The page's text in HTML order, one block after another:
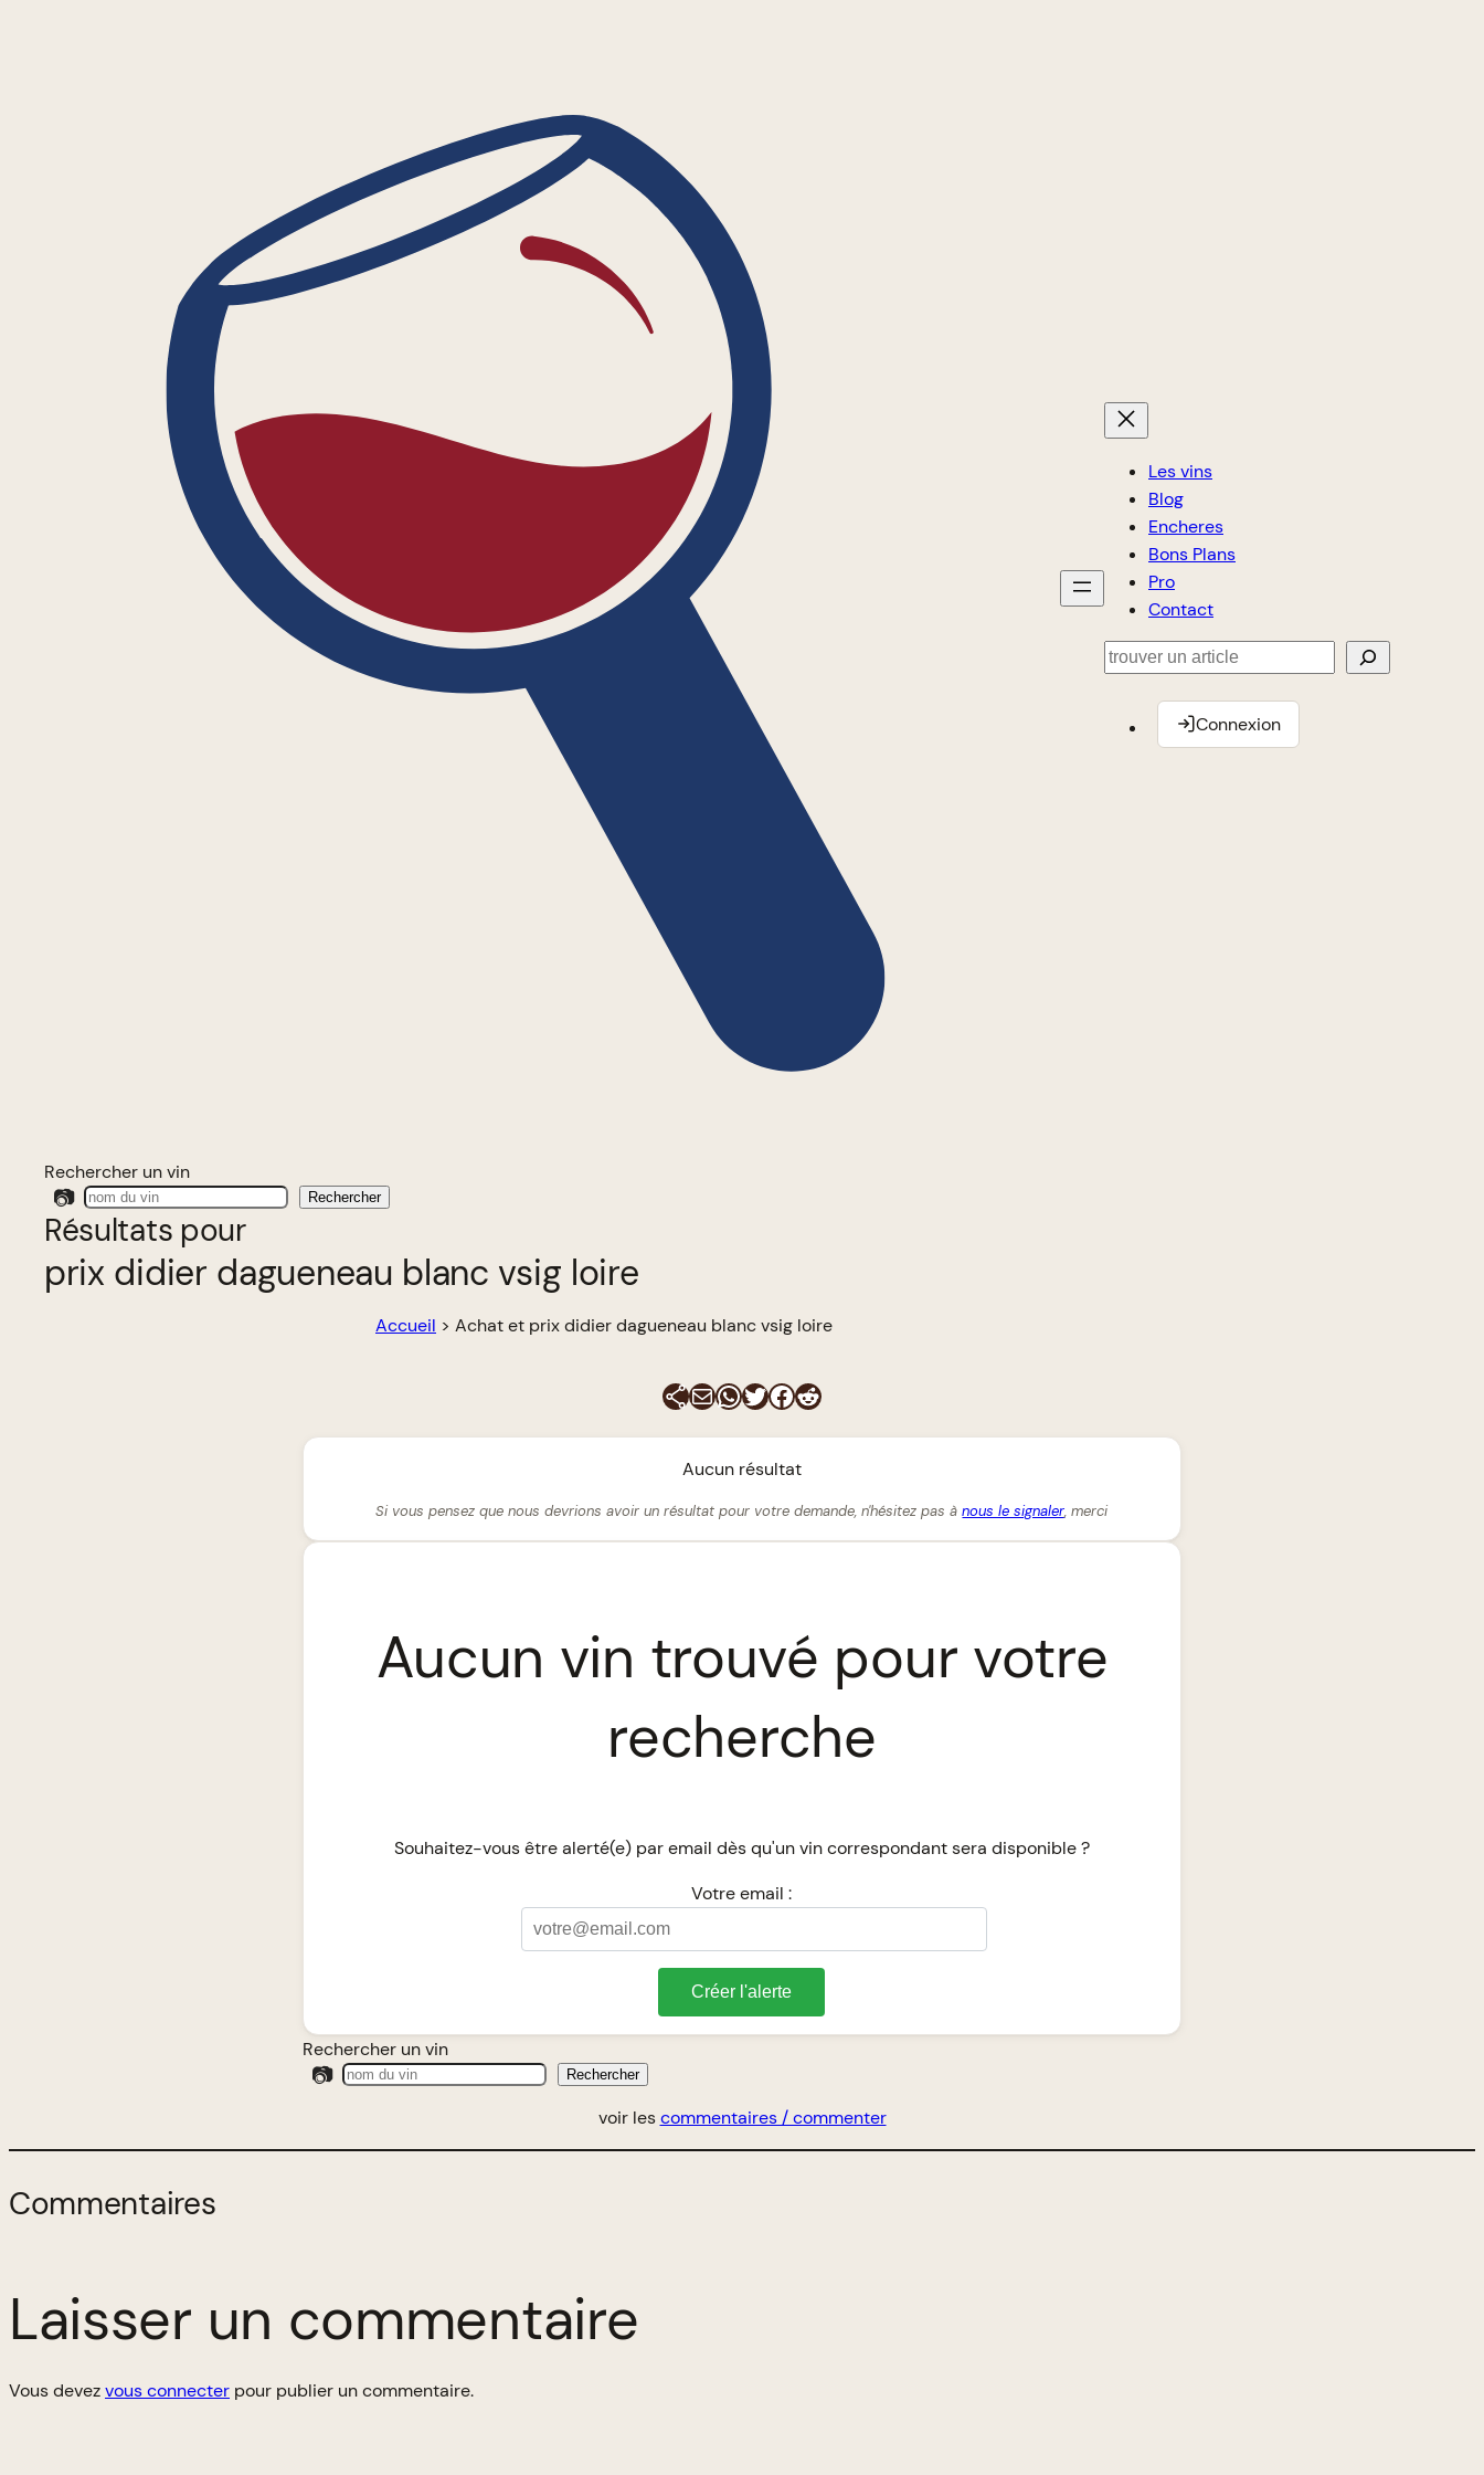
Les vins
Blog
Encheres
Bons Plans
Pro
Contact
Rechercher
Connexion
Rechercher un vin
📷 Rechercher
Résultats pour
prix didier dagueneau blanc vsig loire
Accueil > Achat et prix didier dagueneau blanc vsig loire
E-mailWhatsApp
Twitter
Facebook
Reddit
Aucun résultat
Si vous pensez que nous devrions avoir un résultat pour votre demande, n'hésitez pas ànous le signaler, merci
Aucun vin trouvé pour votre
recherche
Souhaitez-vous être alerté(e) par email dès qu'un vin correspondant sera disponible ?
Votre email :
Créer l'alerte
Rechercher un vin
📷 Rechercher
voir lescommentaires / commenter
Commentaires
Laisser un commentaire
Vous devezvous connecter pour publier un commentaire.